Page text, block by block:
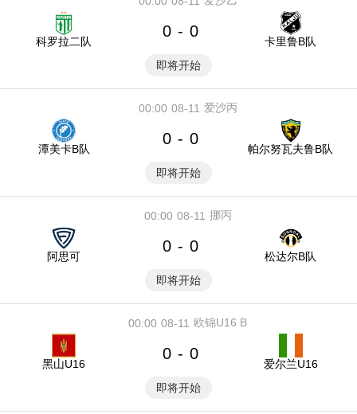
科罗拉二队
0 - 0
卡里鲁B队
即将开始
08-11
00:00 爱沙丙
潭美卡B队
0 - 0
帕尔努瓦夫鲁B队
即将开始
08-11
00:00 挪丙
阿思可
0 - 0
松达尔B队
即将开始
08-11
00:00 欧锦U16 B
黑山U16
0 - 0
爱尔兰U16
即将开始